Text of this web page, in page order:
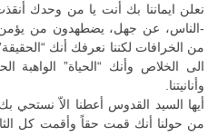
نعلن ايماننا بك أنت يا من وحدك
-الناس، عن جهل، يضطهدون من
من الخرافات لكننا نعرفك أنك
الى الخلاص وأنك “الحياة” الواهبة
وأنانيتنا.
أيها السيد القدوس أعطنا الاّ نستحي
من حولنا أنك قمت حقاً وأقمت كل